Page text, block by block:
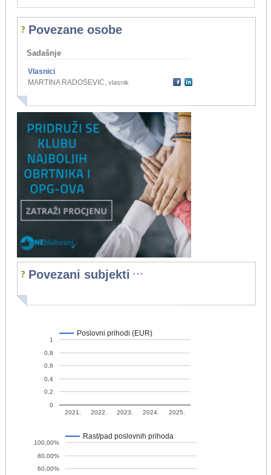
Povezane osobe
Sadašnje
Vlasnici
MARTINA RADOŠEVIĆ, vlasnik
Povezani subjekti ...
Poslovni prihodi (EUR)
2021. 2022. 2023. 2024. 2025.
0
0,2
0,4
0,6
0,8
1
Rast/pad poslovnih prihoda
60,00%
80,00%
100,00%